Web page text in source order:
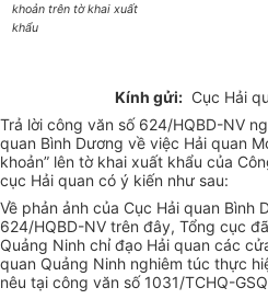
khoản trên tờ khai xuất
khẩu
Kính gửi: Cục Hải
Trả lời công văn số 624/HQBD-NV
quan Bình Dương về việc Hải quan
khoản” lên tờ khai xuất khẩu của
cục Hải quan có ý kiến như sau:
Về phản ảnh của Cục Hải quan Bình
624/HQBD-NV trên đây, Tổng cục
Quảng Ninh chỉ đạo Hải quan các
quan Quảng Ninh nghiêm túc thực
nêu tại công văn số 1031/TCHQ-